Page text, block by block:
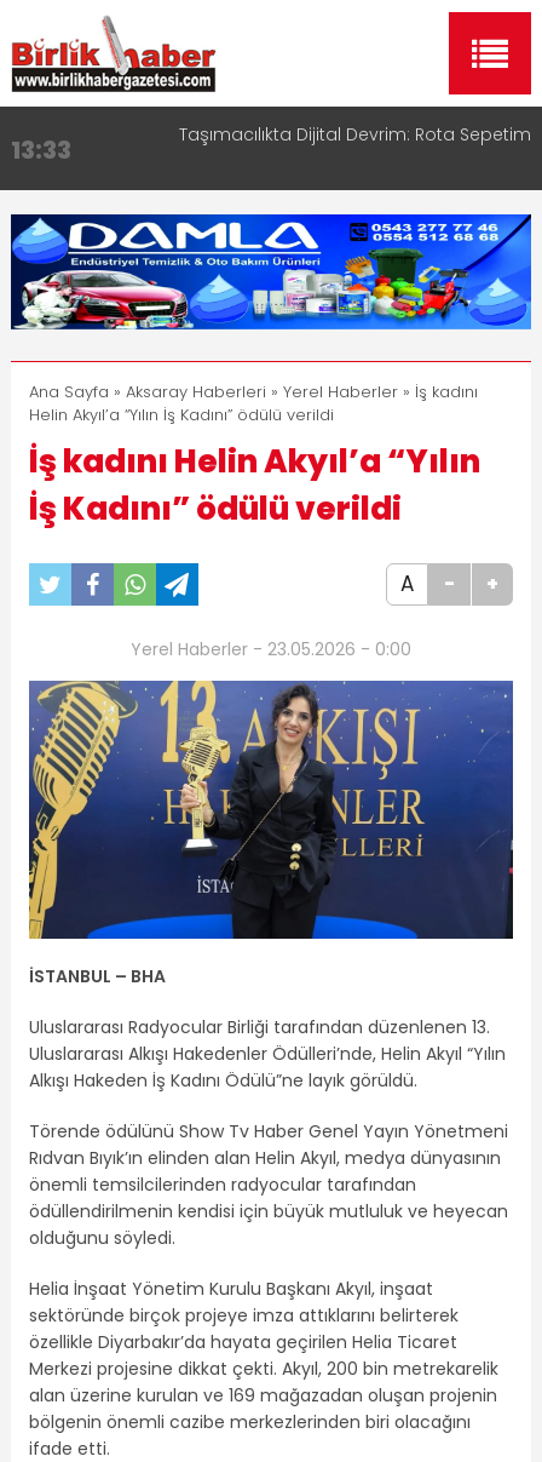
13:33 Taşımacılıkta Dijital Devrim: Rota Sepetim
17:15
Aksaray OSB Bölge Müdürü Makam Koltuğunu
Çocuklara Bıraktı
16:00
Aksaray Esnaf Rehberi ile Google ve Yapay Zeka
Aramalarında Öne Çıkın
8:23 Aksaray Esnaf Rehberi Hizmete Girdi
11:30
Birlikhaber.com Yayın Hayatına Başladı | Hızlı ve
Akıllı Haber Platformu
Ana Sayfa » Aksaray Haberleri » Yerel Haberler» İş kadını
Helin Akyıl’a “Yılın İş Kadını” ödülü verildi
İş kadını Helin Akyıl’a “Yılın
İş Kadını” ödülü verildi
A - +
Yerel Haberler - 23.05.2026 - 0:00
İSTANBUL – BHA
Uluslararası Radyocular Birliği tarafından düzenlenen 13.
Uluslararası Alkışı Hakedenler Ödülleri’nde, Helin Akyıl “Yılın
Alkışı Hakeden İş Kadını Ödülü”ne layık görüldü.
Törende ödülünü Show Tv Haber Genel Yayın Yönetmeni
Rıdvan Bıyık’ın elinden alan Helin Akyıl, medya dünyasının
önemli temsilcilerinden radyocular tarafından
ödüllendirilmenin kendisi için büyük mutluluk ve heyecan
olduğunu söyledi.
Helia İnşaat Yönetim Kurulu Başkanı Akyıl, inşaat
sektöründe birçok projeye imza attıklarını belirterek
özellikle Diyarbakır’da hayata geçirilen Helia Ticaret
Merkezi projesine dikkat çekti. Akyıl, 200 bin metrekarelik
alan üzerine kurulan ve 169 mağazadan oluşan projenin
bölgenin önemli cazibe merkezlerinden biri olacağını
ifade etti.